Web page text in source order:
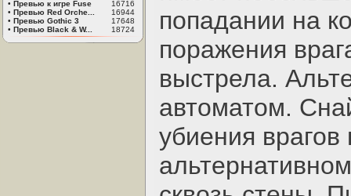
• Превью к игре Fuse
16716
• Превью Red Orche...
16944
• Превью Gothic 3
17648
• Превью Black & W... 18724
попадании на
поражения
выстрела.
автоматом.
убиения